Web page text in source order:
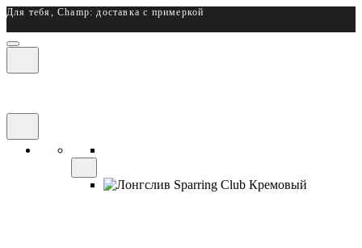
Для тебя, Champ: доставка с примеркой